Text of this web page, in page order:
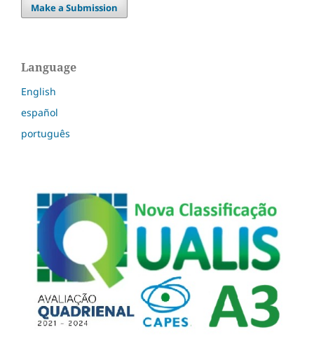
Make a Submission
Language
English
español
português